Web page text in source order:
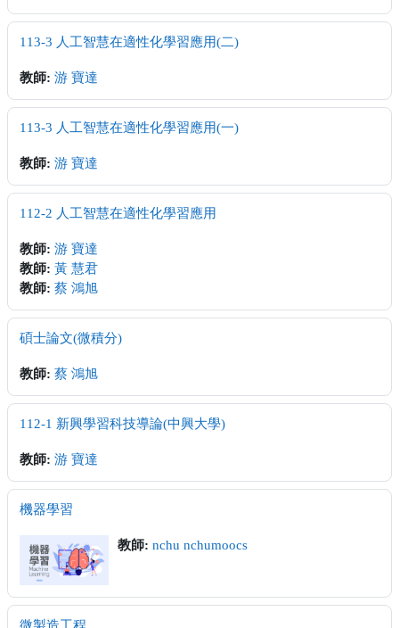
113-3 人工智慧在適性化學習應用(二)
教師: 游 寶達
113-3 人工智慧在適性化學習應用(一)
教師: 游 寶達
112-2 人工智慧在適性化學習應用
教師: 游 寶達
教師: 黃 慧君
教師: 蔡 鴻旭
碩士論文(微積分)
教師: 蔡 鴻旭
112-1 新興學習科技導論(中興大學)
教師: 游 寶達
機器學習
教師: nchu nchumoocs